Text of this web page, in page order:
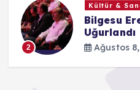
2
Kültür &
Bilgesu
Uğurlandı
Ağustos